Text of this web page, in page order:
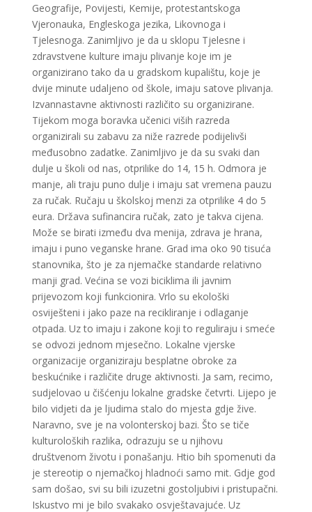
Geografije, Povijesti, Kemije, protestantskoga
Vjeronauka, Engleskoga jezika, Likovnoga i
Tjelesnoga. Zanimljivo je da u sklopu Tjelesne i
zdravstvene kulture imaju plivanje koje im je
organizirano tako da u gradskom kupalištu, koje je
dvije minute udaljeno od škole, imaju satove plivanja.
Izvannastavne aktivnosti različito su organizirane.
Tijekom moga boravka učenici viših razreda
organizirali su zabavu za niže razrede podijelivši
međusobno zadatke. Zanimljivo je da su svaki dan
dulje u školi od nas, otprilike do 14, 15 h. Odmora je
manje, ali traju puno dulje i imaju sat vremena pauzu
za ručak. Ručaju u školskoj menzi za otprilike 4 do 5
eura. Država sufinancira ručak, zato je takva cijena.
Može se birati između dva menija, zdrava je hrana,
imaju i puno veganske hrane. Grad ima oko 90 tisuća
stanovnika, što je za njemačke standarde relativno
manji grad. Većina se vozi biciklima ili javnim
prijevozom koji funkcionira. Vrlo su ekološki
osviješteni i jako paze na recikliranje i odlaganje
otpada. Uz to imaju i zakone koji to reguliraju i smeće
se odvozi jednom mjesečno. Lokalne vjerske
organizacije organiziraju besplatne obroke za
beskućnike i različite druge aktivnosti. Ja sam, recimo,
sudjelovao u čišćenju lokalne gradske četvrti. Lijepo je
bilo vidjeti da je ljudima stalo do mjesta gdje žive.
Naravno, sve je na volonterskoj bazi. Što se tiče
kulturoloških razlika, odrazuju se u njihovu
društvenom životu i ponašanju. Htio bih spomenuti da
je stereotip o njemačkoj hladnoći samo mit. Gdje god
sam došao, svi su bili izuzetni gostoljubivi i pristupačni.
Iskustvo mi je bilo svakako osvještavajuće. Uz